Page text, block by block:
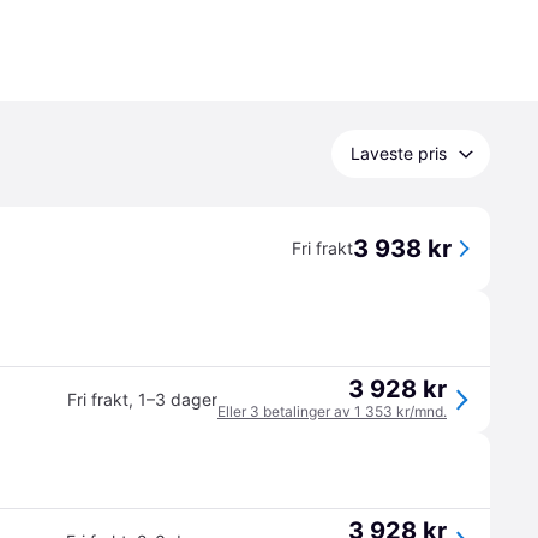
Laveste pris
Fri frakt3 938 kr
Fri frakt, 1–3 dager 3 928 kr
Eller 3 betalinger av 1 353 kr/mnd.
3 928 kr